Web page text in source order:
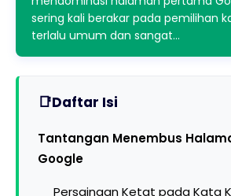
sering kali berakar pada pemilihan
terlalu umum dan sangat…
Daftar Isi
Tantangan Menembus
Google
Persaingan Ketat pada Kata